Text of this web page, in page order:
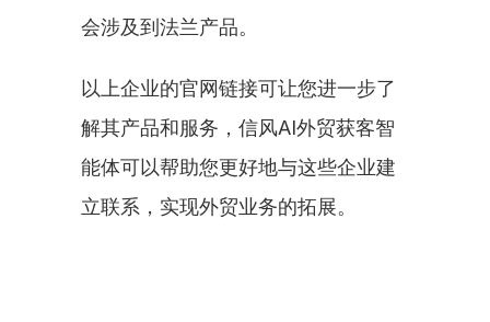
会涉及到法兰产品。
以上企业的官网链接可让您进一步了
解其产品和服务，信风AI外贸获客智
能体可以帮助您更好地与这些企业建
立联系，实现外贸业务的拓展。